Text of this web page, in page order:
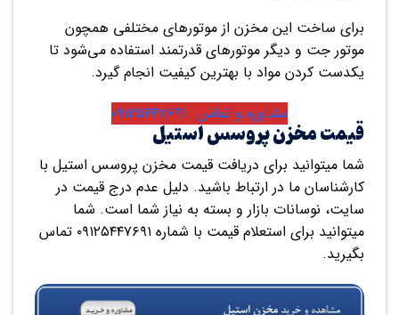
برای ساخت این مخزن از موتورهای مختلفی همچون
موتور جت و دیگر موتورهای قدرتمند استفاده می‌شود تا
یکدست کردن مواد با بهترین کیفیت انجام گیرد.
مشاوره و تماس : ۰۹۱۲۵۴۴۷۶۹۱
قیمت مخزن پروسس استیل
شما میتوانید برای دریافت قیمت مخزن پروسس استیل با
کارشناسان ما در ارتباط باشید. دلیل عدم درج قیمت در
سایت، نوسانات بازار و بسته به نیاز شما است. شما
میتوانید برای استعلام قیمت با شماره ۰۹۱۲۵۴۴۷۶۹۱ تماس
بگیرید.